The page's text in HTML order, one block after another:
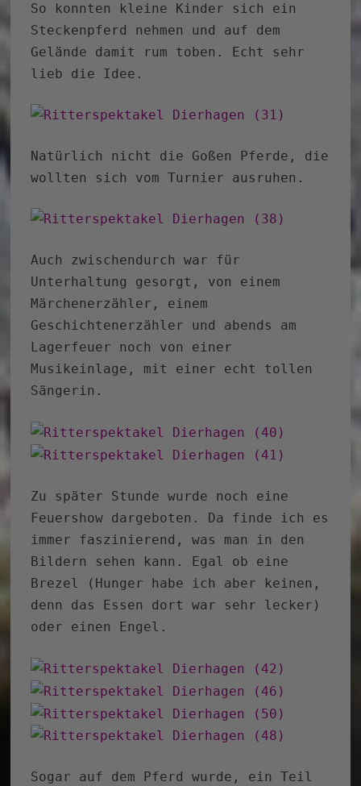
So konnten kleine Kinder sich ein
Steckenpferd nehmen und auf dem
Gelände damit rum toben. Echt sehr
lieb die Idee.
Natürlich nicht die Goßen Pferde, die
wollten sich vom Turnier ausruhen.
Auch zwischendurch war für
Unterhaltung gesorgt, von einem
Märchenerzähler, einem
Geschichtenerzähler und abends am
Lagerfeuer noch von einer
Musikeinlage, mit einer echt tollen
Sängerin.
Zu später Stunde wurde noch eine
Feuershow dargeboten. Da finde ich es
immer faszinierend, was man in den
Bildern sehen kann. Egal ob eine
Brezel (Hunger habe ich aber keinen,
denn das Essen dort war sehr lecker)
oder einen Engel.
Sogar auf dem Pferd wurde, ein Teil